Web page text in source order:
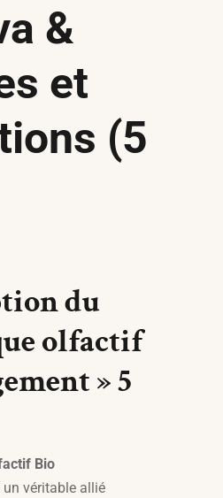
&
et
(5
du
olfactif
» 5
Bio
un véritable allié